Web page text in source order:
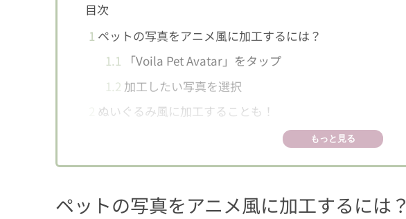
目次
1 ペットの写真をアニメ風に加工するには？
1.1 「Voila Pet Avatar」をタップ
1.2 加工したい写真を選択
ぬいぐるみ風に加工することも！
有料プランはいくら？メリットは？
4いろんな加工を楽しもう！
もっと見る
ペットの写真をアニメ風に加工するには？